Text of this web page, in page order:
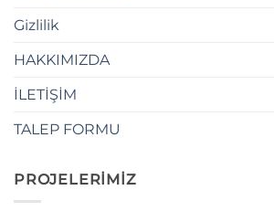
Gizlilik
HAKKIMIZDA
İLETİŞİM
TALEP FORMU
PROJELERİMİZ